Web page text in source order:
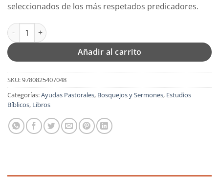
seleccionados de los más respetados predicadores.
Bosquejos de Sermones Portavoz: Una vida más ferviente -
Añadir al carrito
SKU:9780825407048
Categorías:Ayudas Pastorales, Bosquejos y Sermones, Estudios
Bíblicos, Libros